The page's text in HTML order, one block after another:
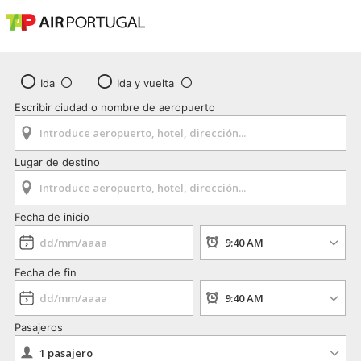
Ida
Ida y vuelta
Escribir ciudad o nombre de aeropuerto
Lugar de destino
Fecha de inicio
Fecha de fin
Pasajeros